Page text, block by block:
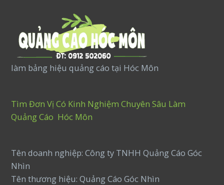
làm bảng hiệu quảng cáo tại Hóc Môn
Tìm Đơn Vị Có Kinh Nghiệm Chuyên Sâu Làm
Quảng Cáo Hóc Môn
Tên doanh nghiệp: Công ty TNHH Quảng Cáo Góc
Nhìn
Tên thương hiệu: Quảng Cáo Góc Nhìn